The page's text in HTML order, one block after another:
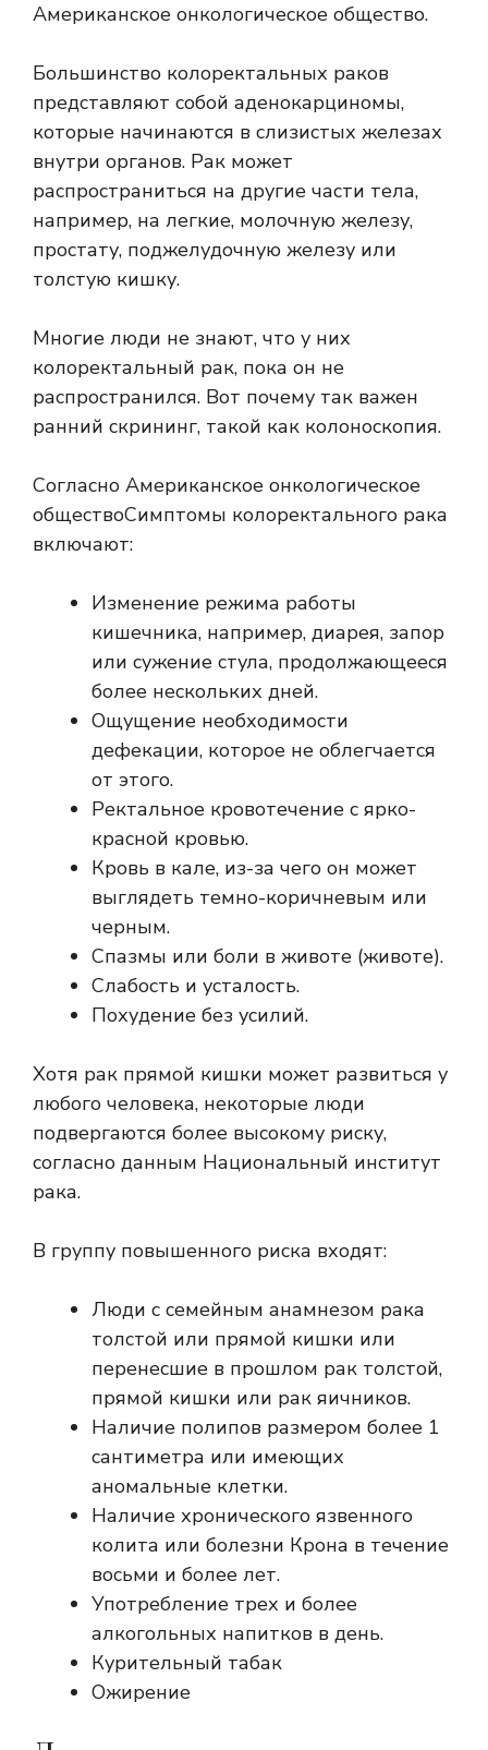
Американское онкологическое общество.
Большинство колоректальных раков
представляют собой аденокарциномы,
которые начинаются в слизистых железах
внутри органов. Рак может
распространиться на другие части тела,
например, на легкие, молочную железу,
простату, поджелудочную железу или
толстую кишку.
Многие люди не знают, что у них
колоректальный рак, пока он не
распространился. Вот почему так важен
ранний скрининг, такой как колоноскопия.
Согласно Американское онкологическое
обществоСимптомы колоректального рака
включают:
Изменение режима работы
кишечника, например, диарея, запор
или сужение стула, продолжающееся
более нескольких дней.
Ощущение необходимости
дефекации, которое не облегчается
от этого.
Ректальное кровотечение с ярко-
красной кровью.
Кровь в кале, из-за чего он может
выглядеть темно-коричневым или
черным.
Спазмы или боли в животе (животе).
Слабость и усталость.
Похудение без усилий.
Хотя рак прямой кишки может развиться у
любого человека, некоторые люди
подвергаются более высокому риску,
согласно данным Национальный институт
рака.
В группу повышенного риска входят:
Люди с семейным анамнезом рака
толстой или прямой кишки или
перенесшие в прошлом рак толстой,
прямой кишки или рак яичников.
Наличие полипов размером более 1
сантиметра или имеющих
аномальные клетки.
Наличие хронического язвенного
колита или болезни Крона в течение
восьми и более лет.
Употребление трех и более
алкогольных напитков в день.
Курительный табак
Ожирение